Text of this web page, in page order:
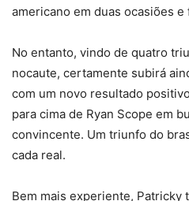
americano em duas ocasiões
No entanto, vindo de quatro
nocaute, certamente subirá
com um novo resultado
para cima de Ryan Scope em
convincente. Um triunfo do
cada real.
Bem mais experiente, Patricky